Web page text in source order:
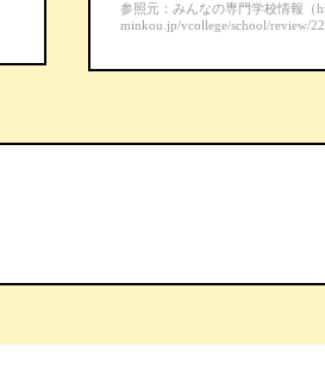
参照元：みんなの専門学校情報（
minkou.jp/vcollege/school/review/